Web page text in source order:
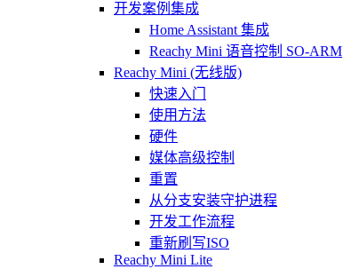
开发案例集成
Home Assistant 集成
Reachy Mini 语音控制 SO-ARM
Reachy Mini (无线版)
快速入门
使用方法
硬件
媒体高级控制
重置
从分支安装守护进程
开发工作流程
重新刷写ISO
Reachy Mini Lite